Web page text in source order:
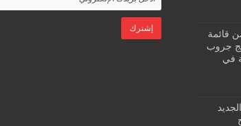
قائمة
جروب
في